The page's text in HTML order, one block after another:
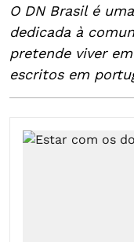
O DN Brasil é
dedicada à
pretende viver
escritos em